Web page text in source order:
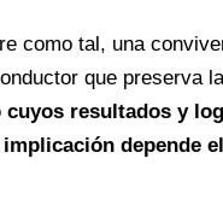
como tal, una
que preserva
cuyos resultados y
depende